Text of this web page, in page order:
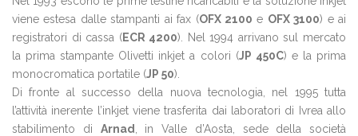
viene estesa dalle stampanti ai fax (OFX 2100 e OFX 3100) e ai
registratori di cassa (ECR 4200). Nel 1994 arrivano sul mercato
la prima stampante Olivetti inkjet a colori (JP 450C) e la prima
monocromatica portatile (JP 50).
Di fronte al successo della nuova tecnologia, nel 1995 tutta
l’attività inerente l’inkjet viene trasferita dai laboratori di Ivrea allo
stabilimento di Arnad
, in Valle d’Aosta, sede della società